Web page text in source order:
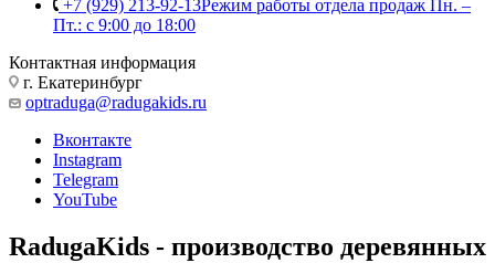
+7 (929) 213-92-13Режим работы отдела продаж Пн. –
Пт.: с 9:00 до 18:00
Контактная информация
г. Екатеринбург
optraduga@radugakids.ru
Вконтакте
Instagram
Telegram
YouTube
RadugaKids - производство деревянных